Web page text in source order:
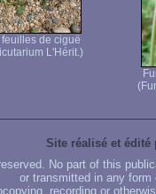
feuilles de ciguë
L'Hérit.)
Site réalisé et édité
No part of this
or transmitted in any
recording or